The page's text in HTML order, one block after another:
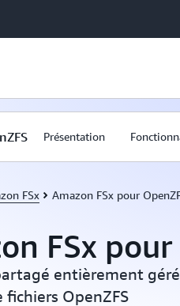
Présentation
FSx Amazon FSx pour
FSx pour
entièrement
fichiers OpenZFS